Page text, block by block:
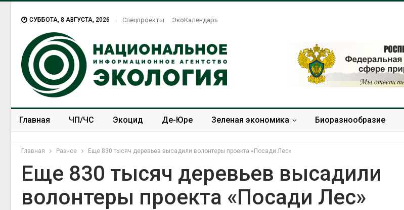
СУББОТА, 8 АВГУСТА, 2026 Спецпроекты ЭкоКалендарь
Главная ЧП/ЧС Экоцид Де-Юре Зеленая экономика Биоразнообразие
Главная Разное Еще 830 тысяч деревьев высадили волонтеры проекта «Посади Лес»
Еще 830 тысяч деревьев высадили
волонтеры проекта «Посади Лес»
Солнечные панели над
каналами позволяют